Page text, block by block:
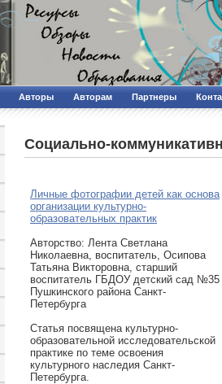
Авторы Авторам Партнеры
Социально-
Личные фотографии детей как основа
организации культурно-
образовательных практик
Авторcтво: Лента Светлана
Николаевна, воспитатель, Осипова
Татьяна Викторовна, старший
воспитатель ГБДОУ детский сад №35
Пушкинского района Санкт-
Петербурга
Статья посвящена культурно-
образовательной исследовательской
практике по теме освоения
культурного наследия Санкт-
Петербурга.